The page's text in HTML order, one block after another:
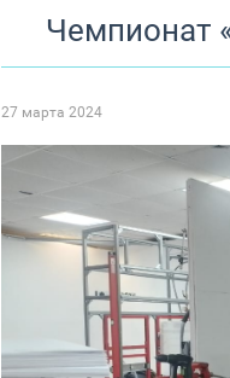
Чемпионат
27 марта 2024